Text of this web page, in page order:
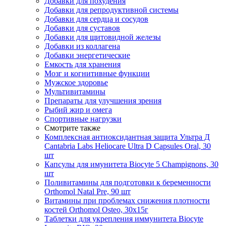
Добавки для репродуктивной системы
Добавки для сердца и сосудов
Добавки для суставов
Добавки для щитовидной железы
Добавки из коллагена
Добавки энергетические
Емкость для хранения
Мозг и когнитивные функции
Мужское здоровье
Мультивитамины
Препараты для улучшения зрения
Рыбий жир и омега
Спортивные нагрузки
Смотрите также
Комплексная антиоксидантная защита Ультра Д
Cantabria Labs Heliocare Ultra D Capsules Oral, 30
шт
Капсулы для имунитета Biocyte 5 Champignons, 30
шт
Поливитамины для подготовки к беременности
Orthomol Natal Pre, 90 шт
Витамины при проблемах снижения плотности
костей Orthomol Osteo, 30х15г
Таблетки для укрепления иммунитета Biocyte